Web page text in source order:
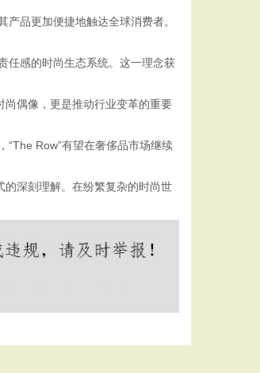
品更加便捷地触达全球消费者。
任感的时尚生态系统。这一理念获
偶像，更是推动行业变革的重要
Row”有望在奢侈品市场继续
的深刻理解。在纷繁复杂的时尚世